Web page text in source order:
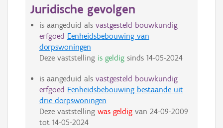
Juridische gevolgen
is aangeduid als vastgesteld bouwkundig
erfgoed Eenheidsbebouwing van
dorpswoningen
Deze vaststelling is geldigsinds 14-05-2024
is aangeduid als vastgesteld bouwkundig
erfgoed Eenheidsbebouwing bestaande uit
drie dorpswoningen
Deze vaststelling was geldigvan 24-09-2009
tot 14-05-2024